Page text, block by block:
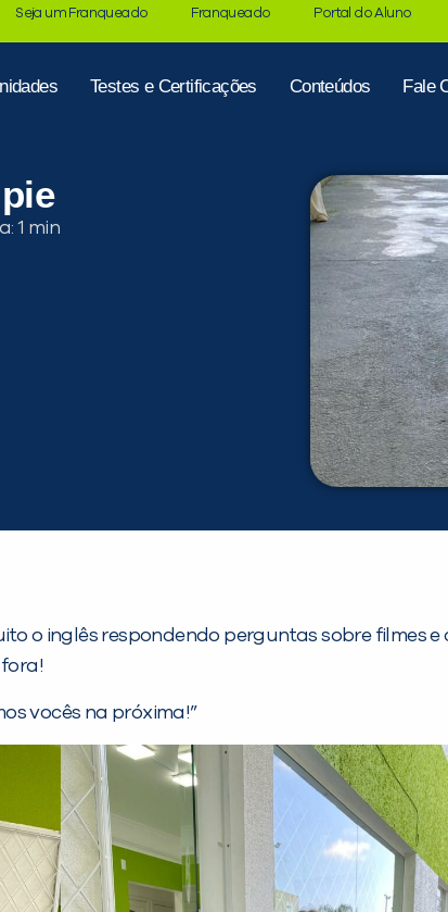
Seja um Franqueado Franqueado Portal do Aluno
Testes e Certificações Conteúdos Fale
o inglês respondendo perguntas sobre filmes
vocês na próxima!”